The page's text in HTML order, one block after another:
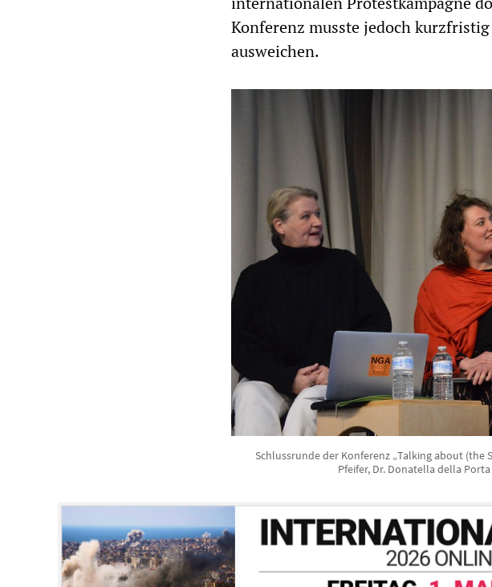
Konferenz musste jedoch
ausweichen.
Schlussrunde der Konferenz „Talking about (the
Pfeifer, Dr. Donatella della